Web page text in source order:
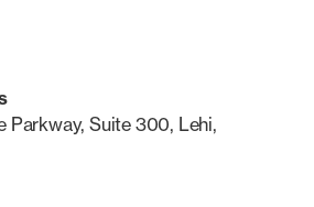
Parkway, Suite 300, Lehi,